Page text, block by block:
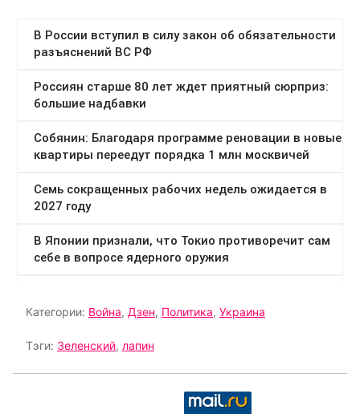
Категории: Война, Дзен, Политика, Украина
Тэги: Зеленский, лапин